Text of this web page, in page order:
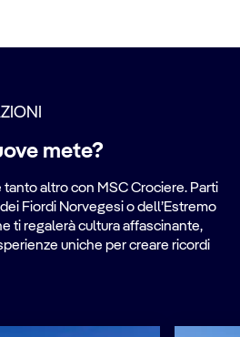
mete?
altro con MSC Crociere. Parti
Fiordi Norvegesi o dell’Estremo
ti regalerà cultura affascinante,
uniche per creare ricordi